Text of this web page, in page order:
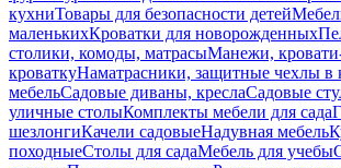
кухниТовары для безопасности детей
маленькихКроватки для новорожденных
столики, комоды, матрасыМанежи,
кроваткуНаматрасники, защитные чехлы в
мебельСадовые диваны, креслаСадовые
уличные столыКомплекты мебели для сада
шезлонгиКачели садовыеНадувная мебель
походныеСтолы для садаМебель для учебы